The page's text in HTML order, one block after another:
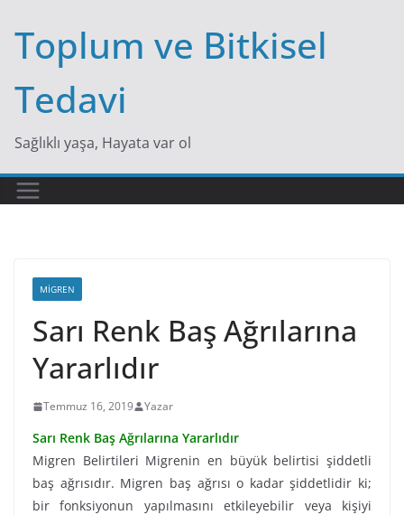
content
Toplum ve Bitkisel
Tedavi
Sağlıklı yaşa, Hayata var ol
MIGREN
Sarı Renk Baş Ağrılarına
Yararlıdır
Temmuz 16, 2019 Yazar
Sarı Renk Baş Ağrılarına Yararlıdır
Migren Belirtileri Migrenin en büyük belirtisi şiddetli
baş ağrısıdır. Migren baş ağrısı o kadar şiddetlidir ki;
bir fonksiyonun yapılmasını etkileyebilir veya kişiyi